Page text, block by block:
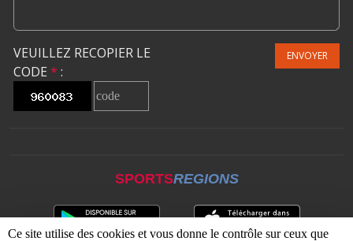
VEUILLEZ RECOPIER LE
CODE * :
ENVOYER
SPORTSREGIONS
Ce site utilise des cookies et vous donne le contrôle sur ceux que